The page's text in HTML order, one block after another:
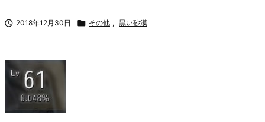
 2018年12月30日  その他 , 黒い砂漠